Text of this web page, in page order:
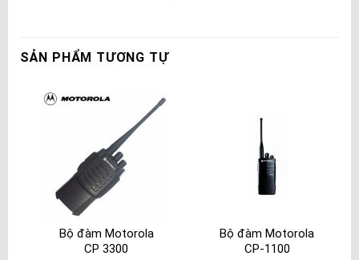
SẢN PHẨM TƯƠNG TỰ
Bộ đàm Motorola
CP 3300
Bộ đàm Motorola
CP-1100